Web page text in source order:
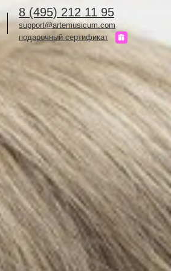
8 (495) 212 11 95
support@artemusicum.com
подарочный сертификат